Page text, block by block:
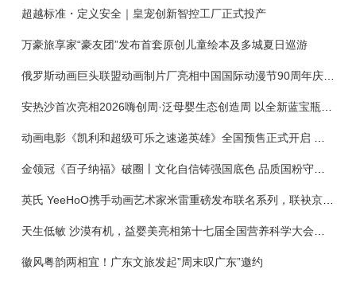
超越标准・定义安全｜皇宠创新智控工厂正式投产
万豪旅享家“豪友团”发布首套原创儿童绘本及多城夏日巡游
俄罗斯动画巨头联盟动画制片厂亮相中国国际动漫节90周年庆开启中国之旅新篇章
金领冠《百子纳福》破圈丨文化自信铸强国底色 品质国粉守护新生
英氏 YeeHoO携手动画艺术家米雷重磅发布联名系列，联袂京东深化全渠道战略
徽风粤韵两相宜！广东文旅发起”周末叹广东”邀约